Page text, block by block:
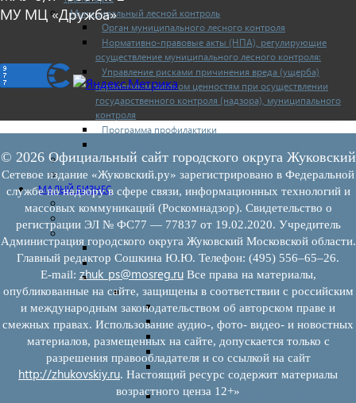
Муниципальный лесной контроль
Орган муниципального лесного контроля
Нормативно-правовые акты (НПА), регулирующие
осуществление муниципального лесного контроля:
Управление рисками причинения вреда (ущерба)
охраняемым законом ценностям при осуществлении
государственного контроля (надзора), муниципального
контроля
Программа профилактики
Муниципальный контроль за ЕТО
Муниципальный контроль в сфере благоустройства
МАЛЫЙ БИЗНЕС
Прием предпринимателей
Новости МСП
Поддержка МСП
Поддержка МСП
Финансовая поддержка
Имущественная поддержка
Нормативно-правовые акты
Федеральное законодательство
Региональное законодательство
Порядок формирования и ведения
Порядок предоставления имущества из
Нормативные правовые акты по
перечней
Административные регламенты
МУ МЦ «Дружба»
© 2026 Официальный сайт городского округа Жуковский
Сетевое издание «Жуковский.ру» зарегистрировано в Федеральной
службе по надзору в сфере связи, информационных технологий и
массовых коммуникаций (Роскомнадзор). Свидетельство о
регистрации ЭЛ № ФС77 — 77837 от 19.02.2020. Учредитель
Администрация городского округа Жуковский Московской области.
Главный редактор Сошкина Ю.Ю. Телефон: (495) 556–65–26.
E‑mail: zhuk_ps@mosreg.ruВсе права на материалы,
опубликованные на сайте, защищены в соответствии с российским
и международным законодательством об авторском праве и
смежных правах. Использование аудио-, фото- видео- и новостных
материалов, размещенных на сайте, допускается только с
разрешения правообладателя и со ссылкой на сайт
http://zhukovskiy.ru. Настоящий ресурс содержит материалы
возрастного ценза 12+»